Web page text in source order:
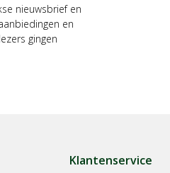
nieuwsbrief en
en
lezers gingen
Klantenservice